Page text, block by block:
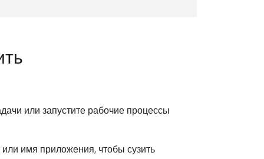
или запустите рабочие процессы
имя приложения, чтобы сузить